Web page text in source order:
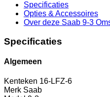
Specificaties
Opties & Accessoires
Over deze Saab 9-3
Specificaties
Algemeen
Kenteken 16-LFZ-6
Merk Saab